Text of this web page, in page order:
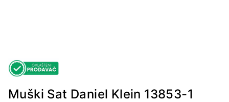
Muški Sat Daniel Klein 13853-1